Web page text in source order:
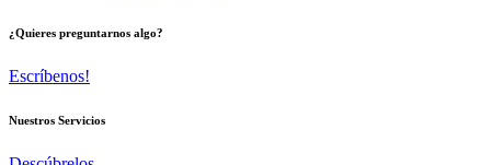
¿Quieres preguntarnos algo?
Escríbenos!
Nuestros Servicios